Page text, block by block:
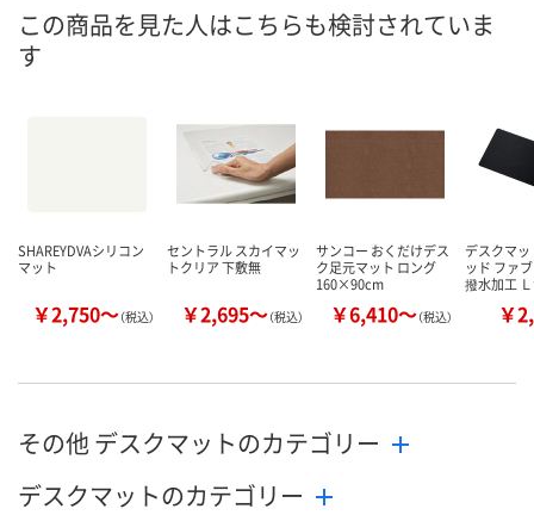
在庫 直送品 直送品 直送品
お届け日
カゴへ
数量 数量
カ
この商品を見た人はこちらも検討されていま
す
SHAREYDVAシリコン
マット
￥2,750～（税込）
セントラル スカイマッ
トクリア 下敷無
￥2,695～（税込）
サンコー おくだけデス
ク足元マット ロング
160×90cm
￥6,410～（税込）
デスクマ
ッド ファ
撥水加工
￥
その他 デスクマットのカテゴリー
デスクマットのカテゴリー